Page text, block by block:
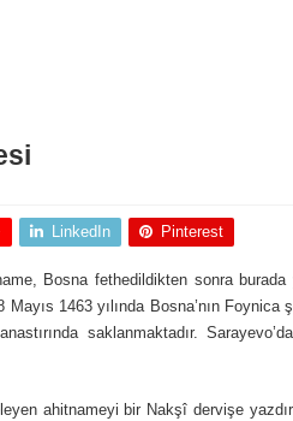
LinkedIn Pinterest
Bosna fethedildikten sonra
1463 yılında Bosna’nın Foynica
saklanmaktadır.
ahitnameyi bir Nakşî dervişe